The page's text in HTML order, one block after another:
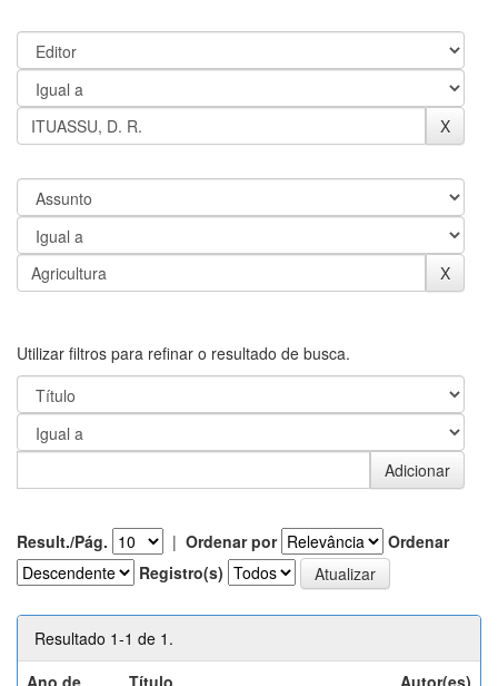
Utilizar filtros para refinar o resultado de busca.
Result./Pág. | Ordenar por
Ordenar
Registro(s)
Resultado 1-1 de 1.
Ano de
Título Autor(es)